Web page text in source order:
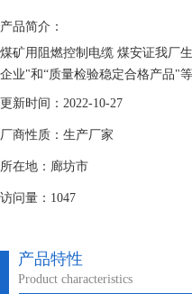
产品简介：
煤矿用阻燃控制电缆 煤安证我厂
企业"和“质量检验稳定合格产品"等
更新时间：2022-10-27
厂商性质：生产厂家
所在地：廊坊市
访问量：1047
产品特性
Product characteristics